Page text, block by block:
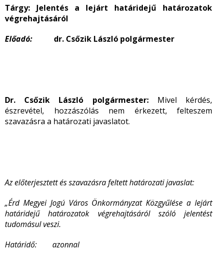
Tárgy: Jelentés a lejárt határidejű határozatok
végrehajtásáról
Előadó: dr. Csőzik László polgármester
Dr. Csőzik László polgármester: Mivel kérdés,
észrevétel, hozzászólás nem érkezett, felteszem
szavazásra a határozati javaslatot.
Az előterjesztett és szavazásra feltett határozati javaslat:
„Érd Megyei Jogú Város Önkormányzat Közgyűlése a lejárt
határidejű határozatok végrehajtásáról szóló jelentést
tudomásul veszi.
Határidő: azonnal